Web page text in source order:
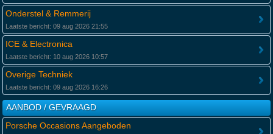
Onderstel & Remmerij
Laatste bericht: 09 aug 2026 21:55
ICE & Electronica
Laatste bericht: 10 aug 2026 10:57
Overige Techniek
Laatste bericht: 09 aug 2026 16:26
AANBOD / GEVRAAGD
Porsche Occasions Aangeboden